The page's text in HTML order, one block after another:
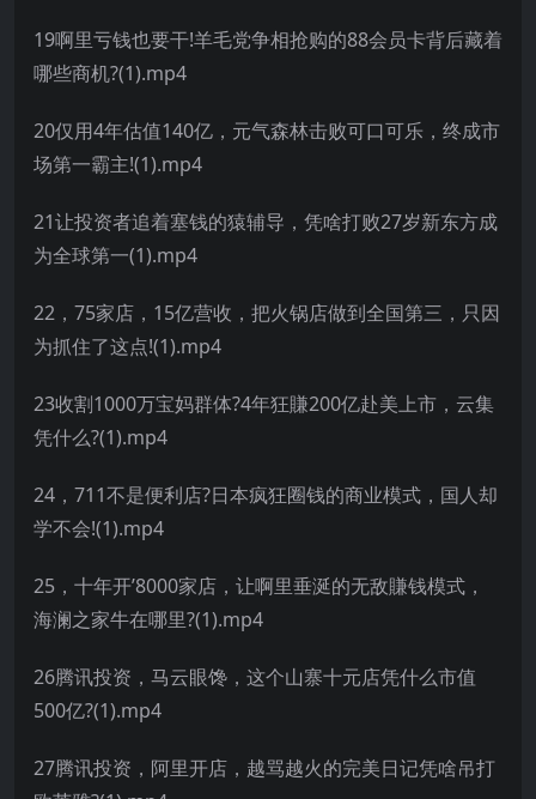
19啊里亏钱也要干!羊毛党争相抢购的88会员卡背后藏着
哪些商机?(1).mp4
20仅用4年估值140亿，元气森林击败可口可乐，终成市
场第一霸主!(1).mp4
21让投资者追着塞钱的猿辅导，凭啥打败27岁新东方成
为全球第一(1).mp4
22，75家店，15亿营收，把火锅店做到全国第三，只因
为抓住了这点!(1).mp4
23收割1000万宝妈群体?4年狂賺200亿赴美上市，云集
凭什么?(1).mp4
24，711不是便利店?日本疯狂圈钱的商业模式，国人却
学不会!(1).mp4
25，十年开’8000家店，让啊里垂涎的无敌賺钱模式，
海澜之家牛在哪里?(1).mp4
26腾讯投资，马云眼馋，这个山寨十元店凭什么市值
500亿?(1).mp4
27腾讯投资，阿里开店，越骂越火的完美日记凭啥吊打